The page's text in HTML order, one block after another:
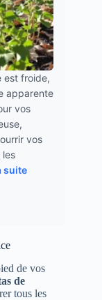
est froide,
apparente
vos
vos
les
suite
de vos
de
tous les